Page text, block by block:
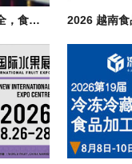
2026全国食品展会大全，食品 饮料 酒水 餐饮行业展览会汇总